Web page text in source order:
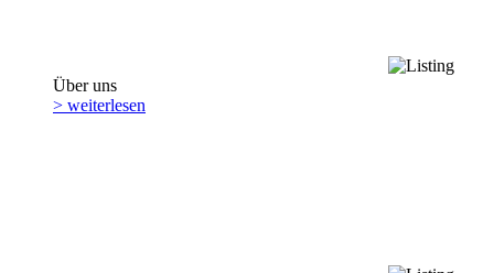
Über uns
> weiterlesen